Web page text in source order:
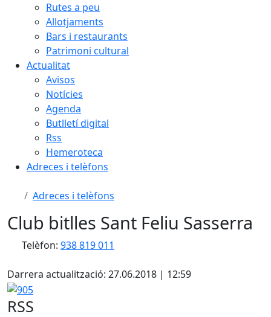
Rutes a peu
Allotjaments
Bars i restaurants
Patrimoni cultural
Actualitat
Avisos
Notícies
Agenda
Butlletí digital
Rss
Hemeroteca
Adreces i telèfons
Adreces i telèfons
Club bitlles Sant Feliu Sasserra
Telèfon: 938 819 011
Darrera actualització: 27.06.2018 | 12:59
905
RSS